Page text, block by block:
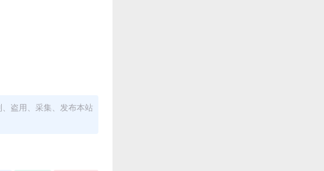
盗用、采集、发布本站